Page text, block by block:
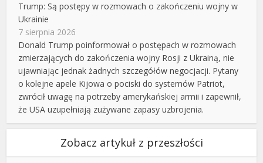
Trump: Są postępy w rozmowach o zakończeniu wojny w
Ukrainie
7 sierpnia 2026
Donald Trump poinformował o postępach w rozmowach
zmierzających do zakończenia wojny Rosji z Ukrainą, nie
ujawniając jednak żadnych szczegółów negocjacji. Pytany
o kolejne apele Kijowa o pociski do systemów Patriot,
zwrócił uwagę na potrzeby amerykańskiej armii i zapewnił,
że USA uzupełniają zużywane zapasy uzbrojenia.
Zobacz artykuł z przeszłości